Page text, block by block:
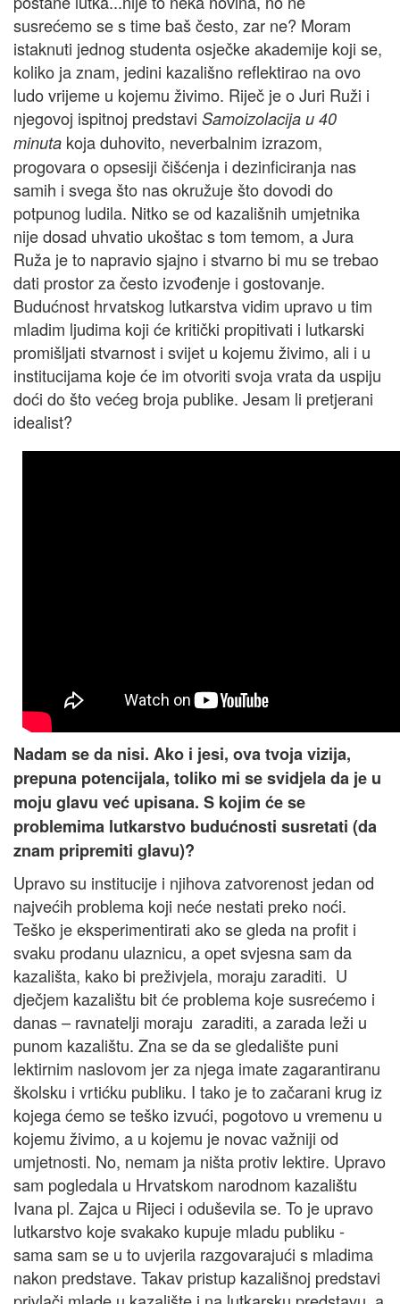
susrećemo se s time baš često, zar ne? Moram
istaknuti jednog studenta osječke akademije koji se,
koliko ja znam, jedini kazališno reflektirao na ovo
ludo vrijeme u kojemu živimo. Riječ je o Juri Ruži i
njegovoj ispitnoj predstavi Samoizolacija u 40
minuta koja duhovito, neverbalnim izrazom,
progovara o opsesiji čišćenja i dezinficiranja nas
samih i svega što nas okružuje što dovodi do
potpunog ludila. Nitko se od kazališnih umjetnika
nije dosad uhvatio ukoštac s tom temom, a Jura
Ruža je to napravio sjajno i stvarno bi mu se trebao
dati prostor za često izvođenje i gostovanje.
Budućnost hrvatskog lutkarstva vidim upravo u tim
mladim ljudima koji će kritički propitivati i lutkarski
promišljati stvarnost i svijet u kojemu živimo, ali i u
institucijama koje će im otvoriti svoja vrata da uspiju
doći do što većeg broja publike. Jesam li pretjerani
idealist?
Nadam se da nisi. Ako i jesi, ova tvoja vizija,
prepuna potencijala, toliko mi se svidjela da je u
moju glavu već upisana. S kojim će se
problemima lutkarstvo budućnosti susretati (da
znam pripremiti glavu)?
Upravo su institucije i njihova zatvorenost jedan od
najvećih problema koji neće nestati preko noći.
Teško je eksperimentirati ako se gleda na profit i
svaku prodanu ulaznicu, a opet svjesna sam da
kazališta, kako bi preživjela, moraju zaraditi. U
dječjem kazalištu bit će problema koje susrećemo i
danas – ravnatelji moraju zaraditi, a zarada leži u
punom kazalištu. Zna se da se gledalište puni
lektirnim naslovom jer za njega imate zagarantiranu
školsku i vrtićku publiku. I tako je to začarani krug iz
kojega ćemo se teško izvući, pogotovo u vremenu u
kojemu živimo, a u kojemu je novac važniji od
umjetnosti. No, nemam ja ništa protiv lektire. Upravo
sam pogledala u Hrvatskom narodnom kazalištu
Ivana pl. Zajca u Rijeci i oduševila se. To je upravo
lutkarstvo koje svakako kupuje mladu publiku -
sama sam se u to uvjerila razgovarajući s mladima
nakon predstave. Takav pristup kazališnoj predstavi